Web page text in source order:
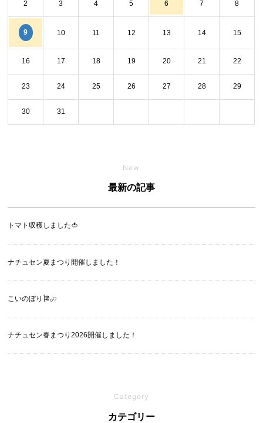
2 3 4 5 6 7 8
9 10 11 12 13 14 15
16 17 18 19 20 21 22
23 24 25 26 27 28 29
30 31
New
最新の記事
トマト収穫しました🍅
ナチュセン夏まつり開催しました！
こいのぼり🎏‪𓂂𓏸
ナチュセン春まつり2026開催しました！
Category
カテゴリー